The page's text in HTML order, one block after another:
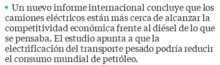
Un nuevo informe internacional concluye que los
camiones eléctricos están más cerca de alcanzar la
competitividad económica frente al diésel de lo que
se pensaba. El estudio apunta a que la
electrificación del transporte pesado podría reducir
el consumo mundial de petróleo.